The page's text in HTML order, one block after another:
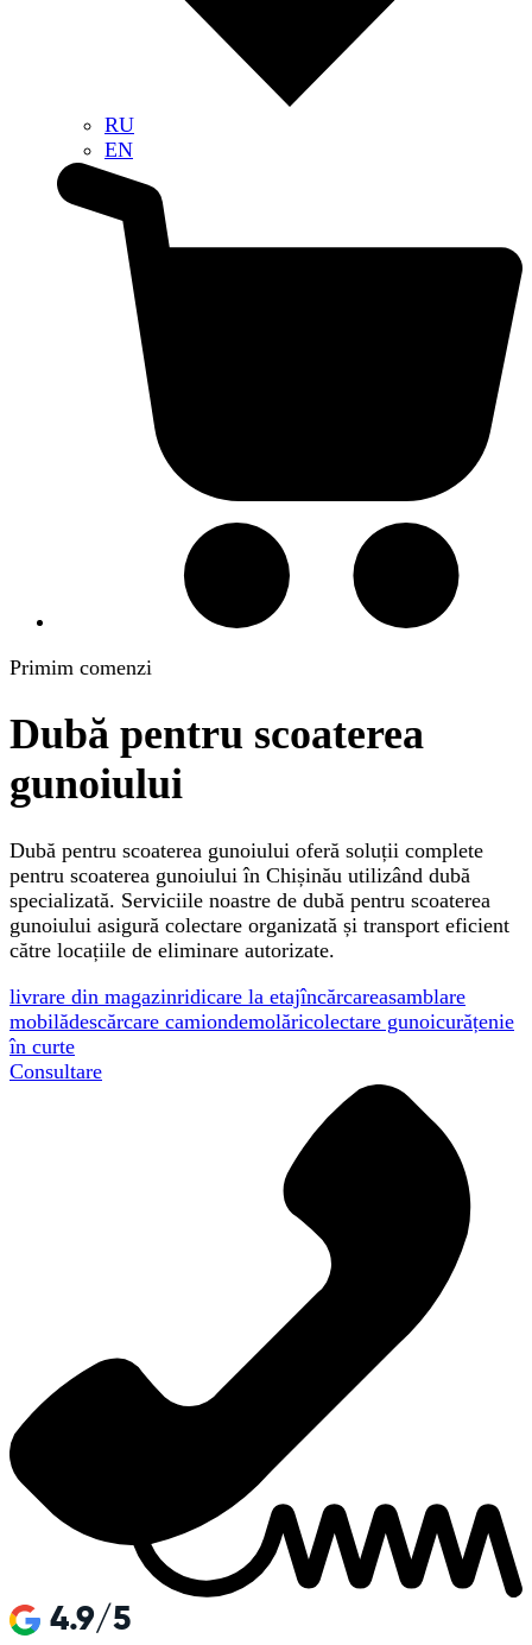
RU
EN
Primim comenzi
Dubă pentru scoaterea
gunoiului
Dubă pentru scoaterea gunoiului oferă soluții complete
pentru scoaterea gunoiului în Chișinău utilizând dubă
specializată. Serviciile noastre de dubă pentru scoaterea
gunoiului asigură colectare organizată și transport eficient
către locațiile de eliminare autorizate.
livrare din magazinridicare la etajîncărcareasamblare
mobilădescărcare camiondemolăricolectare gunoicurățenie
în curte
Consultare
4.9/5